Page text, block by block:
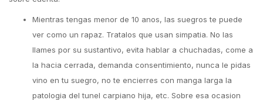
Mientras tengas menor de 10 anos, las suegros te puede
ver como un rapaz. Tratalos que usan simpatia. No las
llames por su sustantivo, evita hablar a chuchadas, come a
la hacia cerrada, demanda consentimiento, nunca le pidas
vino en tu suegro, no te encierres con manga larga la
patologia del tunel carpiano hija, etc. Sobre esa ocasion